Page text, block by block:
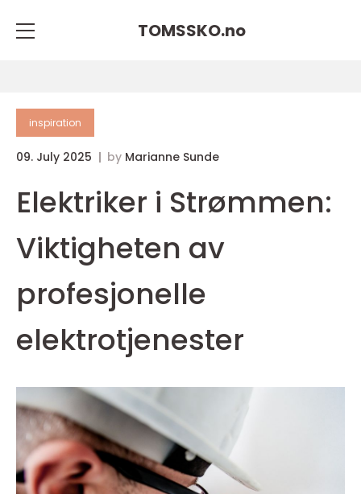
TOMSSKO.no
inspiration
09. July 2025 by Marianne Sunde
Elektriker i Strømmen:
Viktigheten av
profesjonelle
elektrotjenester